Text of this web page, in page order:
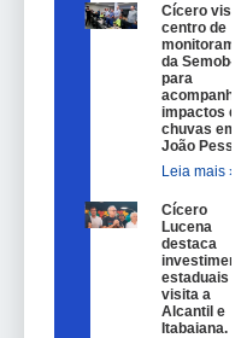
Cícero visita
centro de
da Semob-JP
para
acompanhar
impactos das
chuvas em
João Pessoa.
Leia mais »
Cícero
Lucena
destaca
estaduais em
visita a
Alcantil e
Itabaiana.